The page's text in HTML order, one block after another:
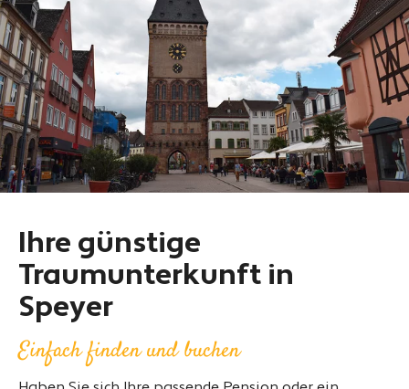
Ihre günstige
Traumunterkunft in
Speyer
Einfach finden und buchen